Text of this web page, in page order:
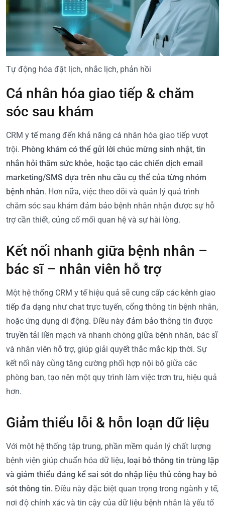
Tự động hóa đặt lịch, nhắc lịch, phản hồi
Cá nhân hóa giao tiếp & chăm
sóc sau khám
CRM y tế mang đến khả năng cá nhân hóa giao tiếp vượt
trội. Phòng khám có thể gửi lời chúc mừng sinh nhật, tin
nhắn hỏi thăm sức khỏe, hoặc tạo các chiến dịch email
marketing/SMS dựa trên nhu cầu cụ thể của từng nhóm
bệnh nhân. Hơn nữa, việc theo dõi và quản lý quá trình
chăm sóc sau khám đảm bảo bệnh nhân nhận được sự hỗ
trợ cần thiết, củng cố mối quan hệ và sự hài lòng.
Kết nối nhanh giữa bệnh nhân –
bác sĩ – nhân viên hỗ trợ
Một hệ thống CRM y tế hiệu quả sẽ cung cấp các kênh giao
tiếp đa dạng như chat trực tuyến, cổng thông tin bệnh nhân,
hoặc ứng dụng di động. Điều này đảm bảo thông tin được
truyền tải liền mạch và nhanh chóng giữa bệnh nhân, bác sĩ
và nhân viên hỗ trợ, giúp giải quyết thắc mắc kịp thời. Sự
kết nối này cũng tăng cường phối hợp nội bộ giữa các
phòng ban, tạo nên một quy trình làm việc trơn tru, hiệu quả
hơn.
Giảm thiểu lỗi & hỗn loạn dữ liệu
Với một hệ thống tập trung, phần mềm quản lý chất lượng
bệnh viện giúp chuẩn hóa dữ liệu, loại bỏ thông tin trùng lặp
và giảm thiểu đáng kể sai sót do nhập liệu thủ công hay bỏ
sót thông tin. Điều này đặc biệt quan trọng trong ngành y tế,
nơi độ chính xác và tin cậy của dữ liệu bệnh nhân là yếu tố